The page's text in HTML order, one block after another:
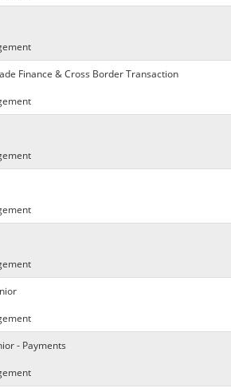
Finance & Cross Border Transaction
- Payments